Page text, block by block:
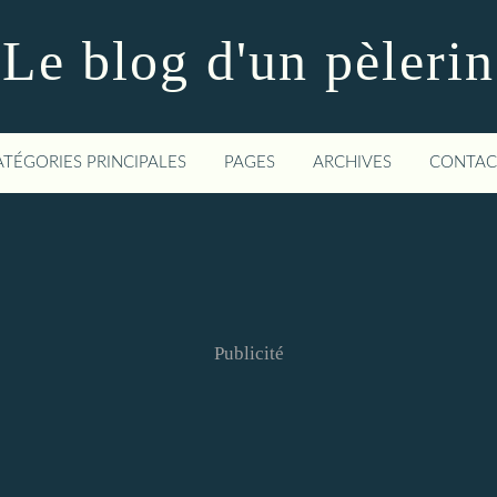
Le blog d'un pèlerin
PRINCIPALES PAGES ARCHIVES
Publicité